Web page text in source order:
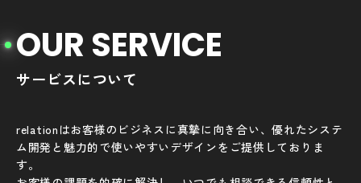
サービスについて
OUR SERVICE
relationはお客様のビジネスに真摯に向き合い、優れたシステ
ム開発と魅力的で使いやすいデザインをご提供しておりま
す。